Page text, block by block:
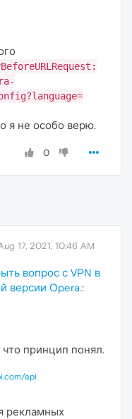
я не особо верю.
0
17, 2021, 10:46 AM
вопрос с VPN в
версии Opera.:
принцип понял.
api
рекламных